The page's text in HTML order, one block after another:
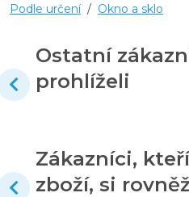
Podle určení / Okno a sklo
Ostatní
prohlíželi
Zákazníci,
zboží, si